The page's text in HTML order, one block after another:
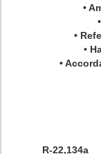
•
•
•
•
R-22,134a